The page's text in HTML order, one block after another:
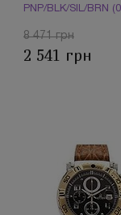
PNP/BLK/SIL/BRN
8 471 грн
2 541 грн